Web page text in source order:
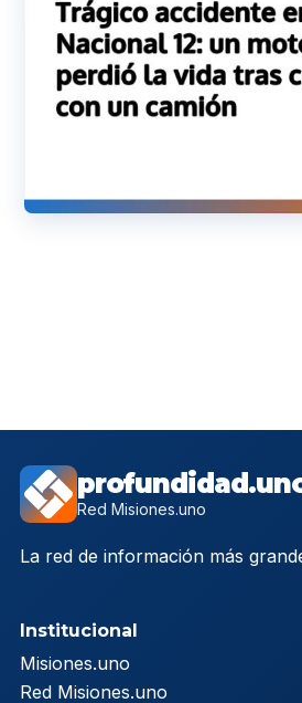
Red Misiones.uno
La red de información más
Institucional
Misiones.uno
Red Misiones.uno